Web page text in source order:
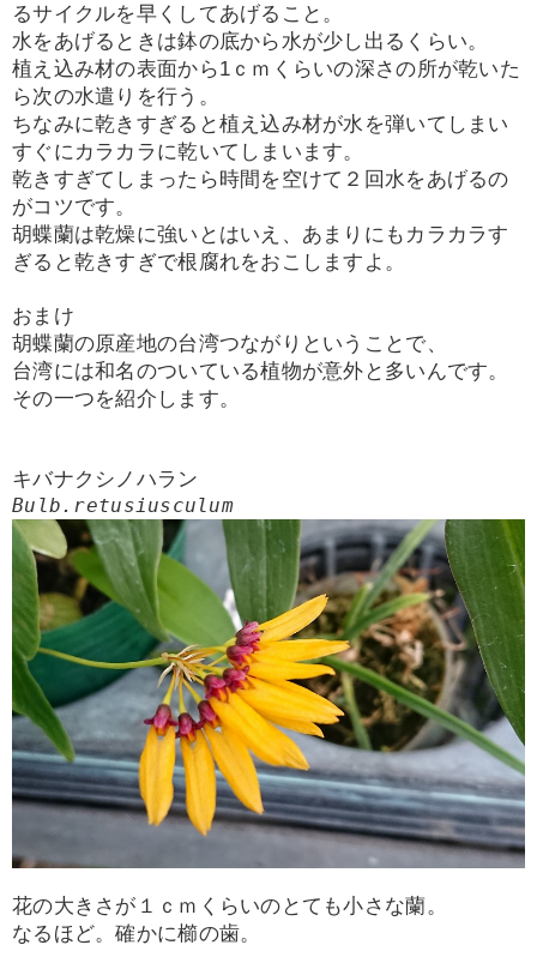
るサイクルを早くしてあげること。
水をあげるときは鉢の底から水が少し出るくらい。
植え込み材の表面から1ｃｍくらいの深さの所が乾いた
ら次の水遣りを行う。
ちなみに乾きすぎると植え込み材が水を弾いてしまい
すぐにカラカラに乾いてしまいます。
乾きすぎてしまったら時間を空けて２回水をあげるの
がコツです。
胡蝶蘭は乾燥に強いとはいえ、あまりにもカラカラす
ぎると乾きすぎで根腐れをおこしますよ。
おまけ
胡蝶蘭の原産地の台湾つながりということで、
台湾には和名のついている植物が意外と多いんです。
その一つを紹介します。
キバナクシノハラン
Bulb.retusiusculum
花の大きさが１ｃｍくらいのとても小さな蘭。
なるほど。確かに櫛の歯。